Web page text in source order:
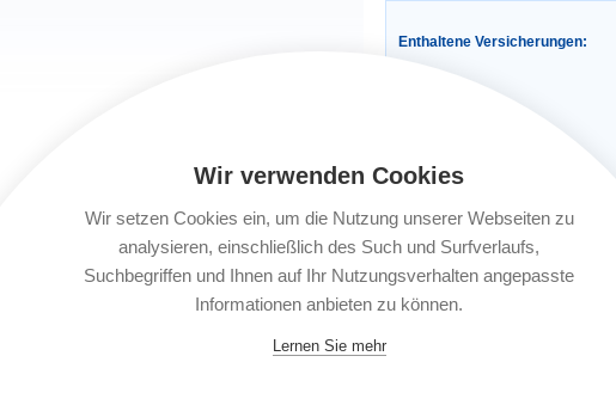
Enthaltene Versicherungen:
Gültigkeit:
Automatische Verlängerung:
Wir verwenden Cookies
Wir setzen Cookies ein, um die Nutzung unserer Webseiten zu
analysieren, einschließlich des Such und Surfverlaufs,
Suchbegriffen und Ihnen auf Ihr Nutzungsverhalten angepasste
Informationen anbieten zu können.
Lernen Sie mehr